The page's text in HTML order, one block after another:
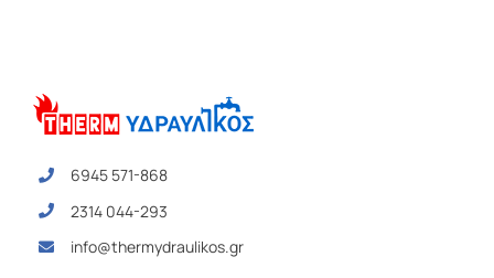
6945 571-868
2314 044-293
info@thermydraulikos.gr